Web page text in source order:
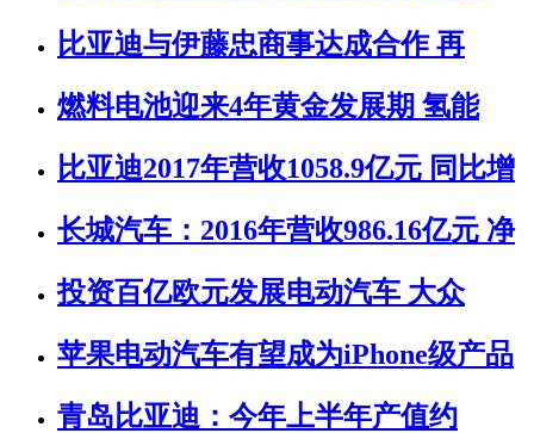
比亚迪与伊藤忠商事达成合作 再
燃料电池迎来4年黄金发展期 氢能
比亚迪2017年营收1058.9亿元 同比增
长城汽车：2016年营收986.16亿元 净
投资百亿欧元发展电动汽车 大众
苹果电动汽车有望成为iPhone级产品
青岛比亚迪：今年上半年产值约